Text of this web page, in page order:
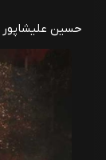
حسین علیشاپور